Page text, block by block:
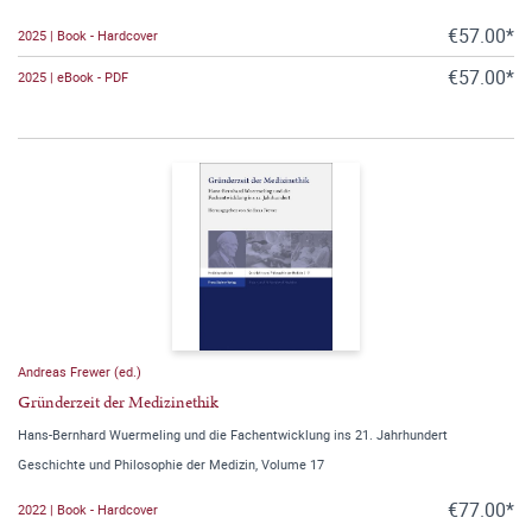
2025 | Book - Hardcover €57.00*
2025 | eBook - PDF €57.00*
Andreas Frewer (ed.)
Gründerzeit der Medizinethik
Hans-Bernhard Wuermeling und die Fachentwicklung ins 21. Jahrhundert
Geschichte und Philosophie der Medizin, Volume 17
2022 | Book - Hardcover €77.00*